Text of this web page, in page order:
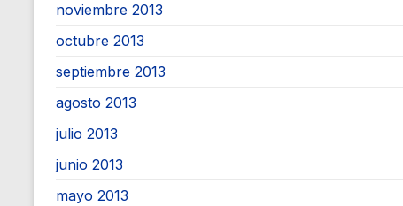
noviembre 2013
octubre 2013
septiembre 2013
agosto 2013
julio 2013
junio 2013
mayo 2013